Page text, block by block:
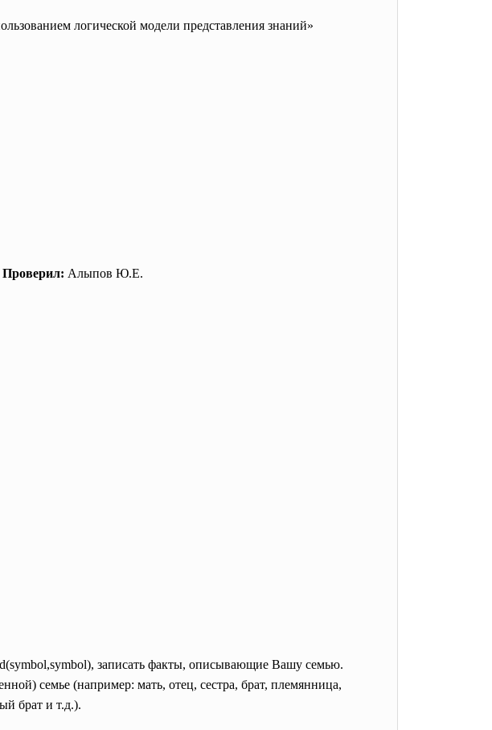
логической модели представления знаний»
Алыпов Ю.Е.
записать факты, описывающие Вашу семью.
семье (например: мать, отец, сестра, брат, племянница,
брат и т.д.).